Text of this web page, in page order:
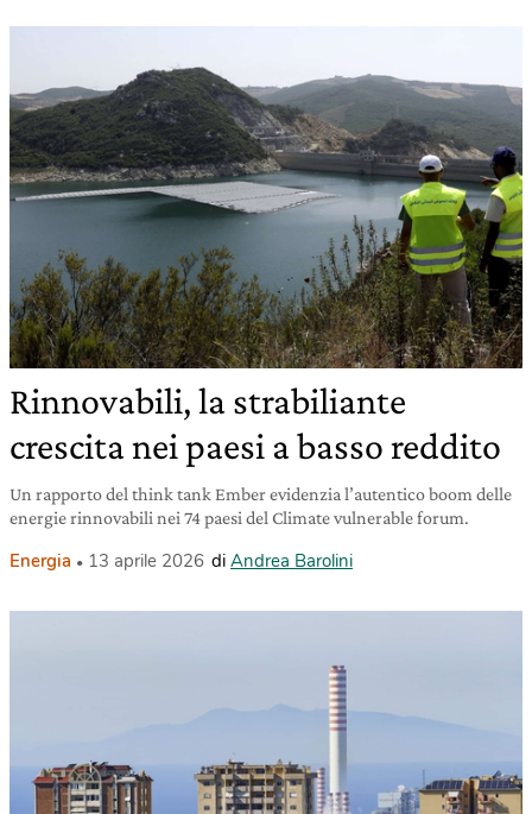
Rinnovabili, la strabiliante
crescita nei paesi a basso reddito
Un rapporto del think tank Ember evidenzia l’autentico boom delle
energie rinnovabili nei 74 paesi del Climate vulnerable forum.
Energia 13 aprile 2026 di Andrea Barolini